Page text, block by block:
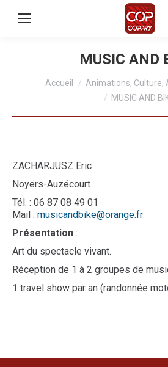
principal
MUSIC AND
Accueil
Animations, Culture,
MUSIC AND
ZACHARJUSZ Eric
Noyers-Auzécourt
Tél. : 06 87 08 49 01
Mail : musicandbike@orange.fr
Présentation :
Art du spectacle vivant.
Réception de 1 à 2 groupes de
1 travel show par an (randonnée